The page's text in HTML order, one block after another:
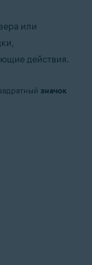
или
действия.
значок